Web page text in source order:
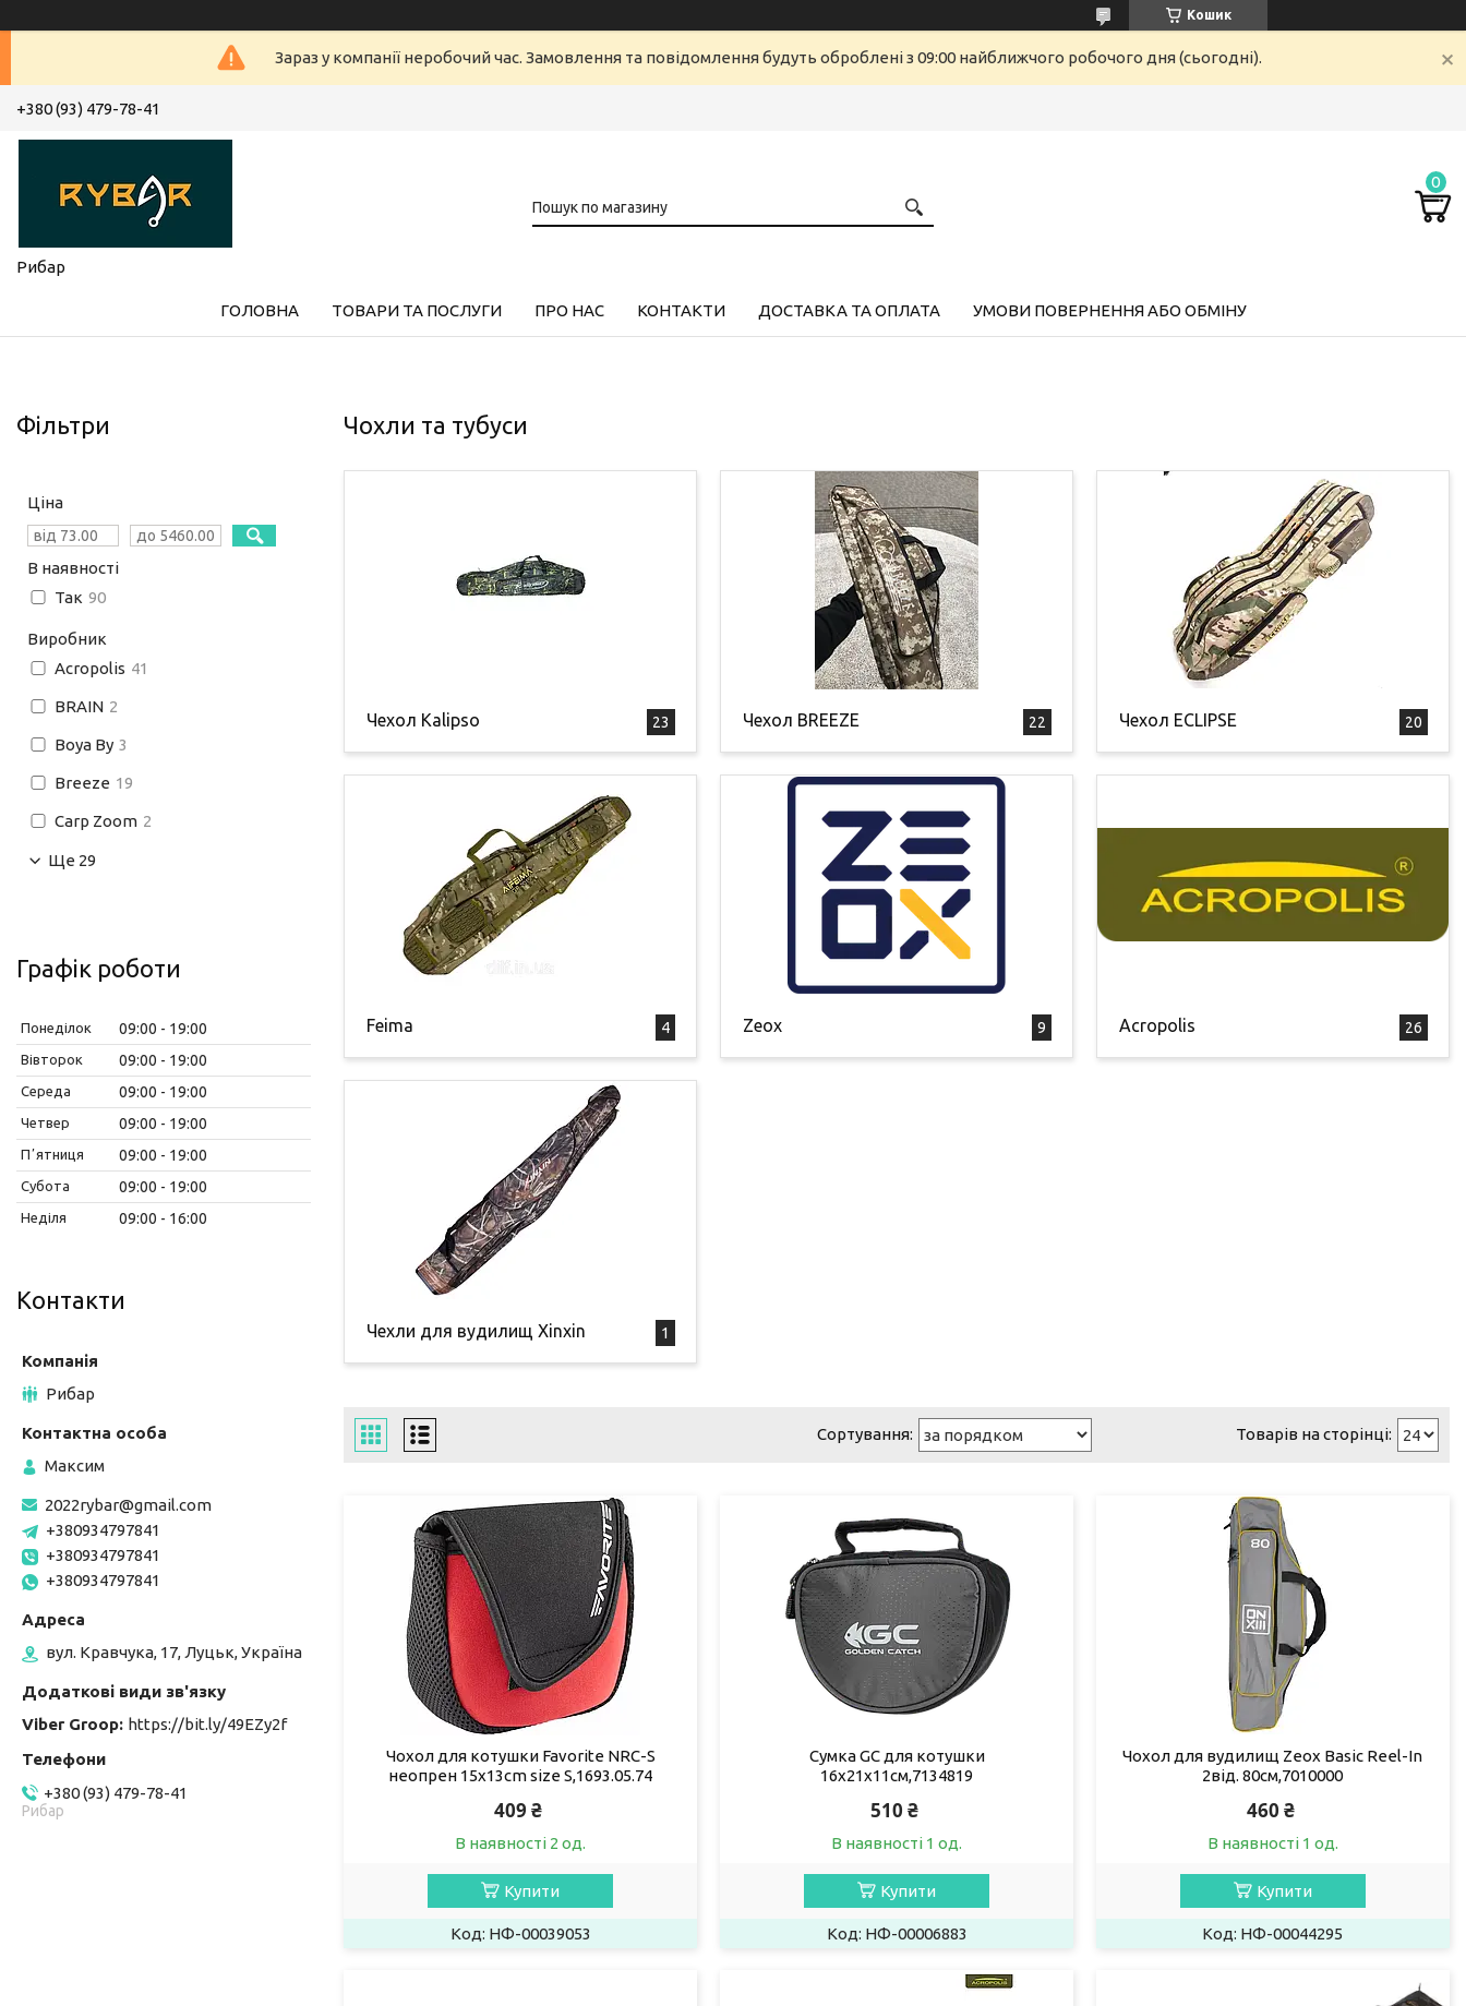
Кошик
Зараз у компанії неробочий час. Замовлення та повідомлення будуть оброблені з 09:00 найближчого робочого дня (сьогодні).
+380 (93) 479-78-41
Рибар
ГОЛОВНА ТОВАРИ ТА ПОСЛУГИ ПРО НАС КОНТАКТИ ДОСТАВКА ТА ОПЛАТА УМОВИ ПОВЕРНЕННЯ АБО ОБМІНУ
Чохли та тубуси
Чехол Kalipso 23 Чехол BREEZE 22 Чехол ECLIPSE 20
Feima 4 Zeox 9 Acropolis 26
Чехли для вудилищ Xinxin 1
Чохол для котушки Favorite NRC-S
неопрен 15x13cm size S,1693.05.74
409 ₴
В наявності 2 од.
Купити
НФ-00039053
Сумка GC для котушки
16x21x11см,7134819
510 ₴
В наявності 1 од.
Купити
НФ-00006883
Чохол для вудилищ Zeox Basic Reel-In
2від. 80см,7010000
460 ₴
В наявності 1 од.
Купити
НФ-00044295
Фільтри
Ціна
В наявності
Так 90
Виробник
Acropolis 41
BRAIN 2
Boya By 3
Breeze 19
Carp Zoom 2
Ще 29
Графік роботи
Понеділок 09:00 19:00
Вівторок 09:00 19:00
Середа 09:00 19:00
Четвер 09:00 19:00
Пʼятниця 09:00 19:00
Субота 09:00 19:00
Неділя 09:00 16:00
Контакти
Рибар
Максим
2022rybar@gmail.com
+380934797841
+380934797841
+380934797841
вул. Кравчука, 17, Луцьк, Україна
Viber Groop https://bit.ly/49EZy2f
+380 (93) 479-78-41
Рибар